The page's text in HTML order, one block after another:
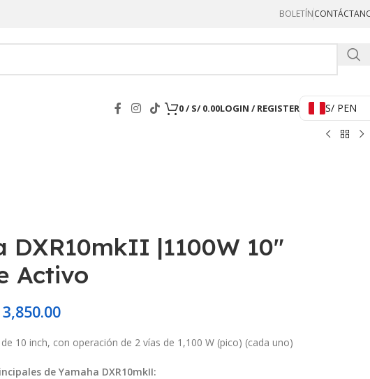
BOLETÍN
0/ S/0.00LOGIN / REGISTER
S/ PEN
DXR10mkII |1100W 10″
Activo
10 inch, con operación de 2 vías de 1,100 W (pico) (cada uno)
de Yamaha DXR10mkII: